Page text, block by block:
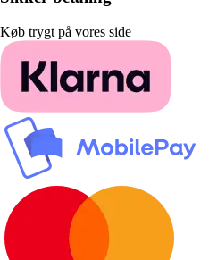
Køb trygt på vores side